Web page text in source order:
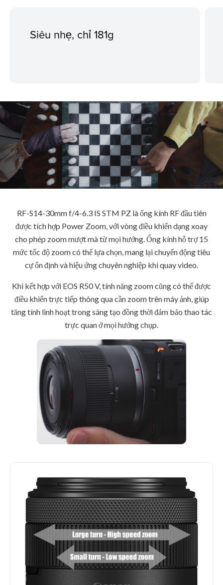
Siêu nhẹ, chỉ 181g
RF-S14-30mm f/4-6.3 IS STM PZ là ống kính RF đầu tiên
được tích hợp Power Zoom, với vòng điều khiển dạng xoay
cho phép zoom mượt mà từ mọi hướng. Ống kính hỗ trợ 15
mức tốc độ zoom có thể lựa chọn, mang lại chuyển động tiêu
cự ổn định và hiệu ứng chuyên nghiệp khi quay video.
Khi kết hợp với EOS R50 V, tính năng zoom cũng có thể được
điều khiển trực tiếp thông qua cần zoom trên máy ảnh, giúp
tăng tính linh hoạt trong sáng tạo đồng thời đảm bảo thao tác
trực quan ở mọi hướng chụp.